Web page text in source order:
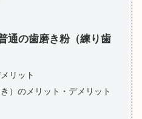
通の歯磨き粉（練り歯
リット
）のメリット・デメリット